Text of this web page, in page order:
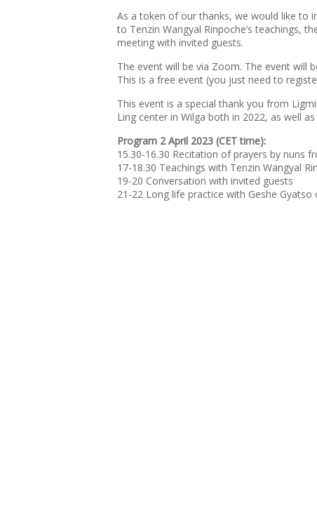
As a token of our thanks, we would like to
to Tenzin Wangyal Rinpoche’s teachings,
meeting with invited guests.
The event will be via Zoom. The event will
This is a free event (you just need to
This event is a special thank you from
Ling center in Wilga both in 2022, as well
Program 2 April 2023 (CET time):
15.30-16.30 Recitation of prayers by nuns
17-18.30 Teachings with Tenzin Wangyal
19-20 Conversation with invited guests
21-22 Long life practice with Geshe